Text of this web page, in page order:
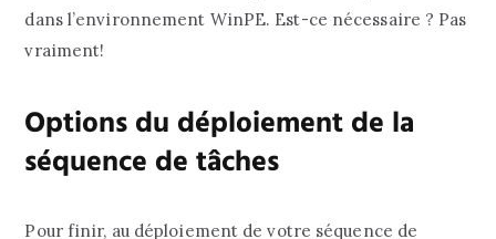
dans l’environnement WinPE. Est-ce nécessaire ? Pas
vraiment!
Options du déploiement de la
séquence de tâches
Pour finir, au déploiement de votre séquence de